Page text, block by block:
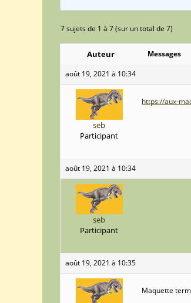
7 sujets de 1 à 7 (sur un total de 7)
Auteur
Messages
août 19, 2021 à 10:34
seb
Participant
https://aux-
août 19, 2021 à 10:34
seb
Participant
août 19, 2021 à 10:35
Maquette